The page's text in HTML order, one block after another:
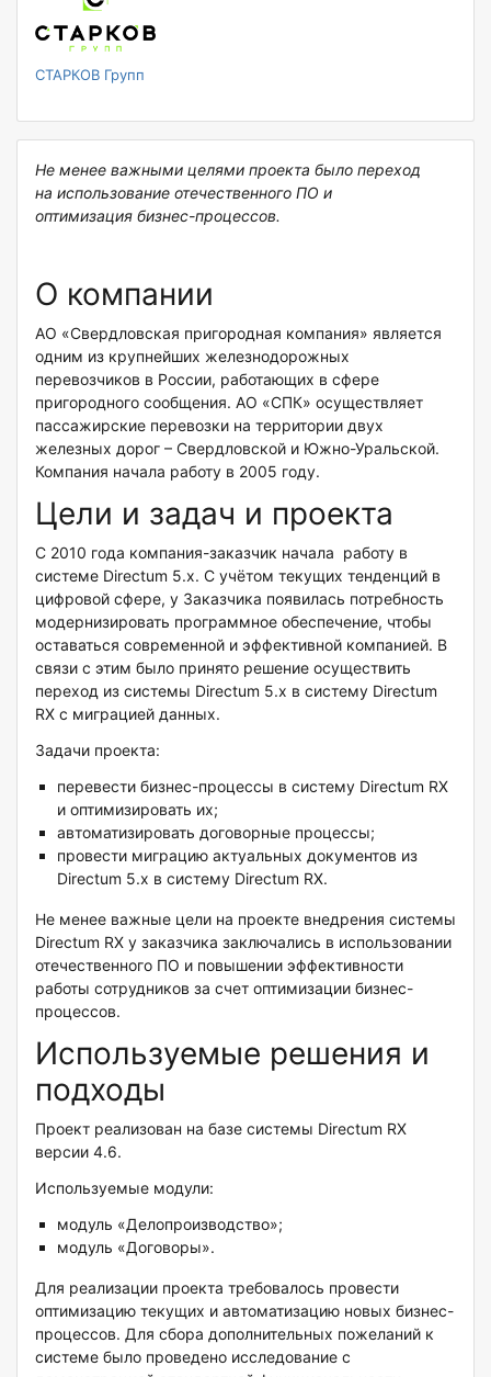
СТАРКОВ Групп
Не менее важными целями проекта было переход
на использование отечественного ПО и
оптимизация бизнес-процессов.
О компании
АО «Свердловская пригородная компания» является
одним из крупнейших железнодорожных
перевозчиков в России, работающих в сфере
пригородного сообщения. АО «СПК» осуществляет
пассажирские перевозки на территории двух
железных дорог – Свердловской и Южно-Уральской.
Компания начала работу в 2005 году.
Цели и задач и проекта
С 2010 года компания-заказчик начала работу в
системе Directum 5.x. С учётом текущих тенденций в
цифровой сфере, у Заказчика появилась потребность
модернизировать программное обеспечение, чтобы
оставаться современной и эффективной компанией. В
связи с этим было принято решение осуществить
переход из системы Directum 5.x в систему Directum
RX с миграцией данных.
Задачи проекта:
перевести бизнес-процессы в систему Directum RX
и оптимизировать их;
автоматизировать договорные процессы;
провести миграцию актуальных документов из
Directum 5.x в систему Directum RX.
Не менее важные цели на проекте внедрения системы
Directum RX у заказчика заключались в использовании
отечественного ПО и повышении эффективности
работы сотрудников за счет оптимизации бизнес-
процессов.
Используемые решения и
подходы
Проект реализован на базе системы Directum RX
версии 4.6.
Используемые модули:
модуль «Делопроизводство»;
модуль «Договоры».
Для реализации проекта требовалось провести
оптимизацию текущих и автоматизацию новых бизнес-
процессов. Для сбора дополнительных пожеланий к
системе было проведено исследование с